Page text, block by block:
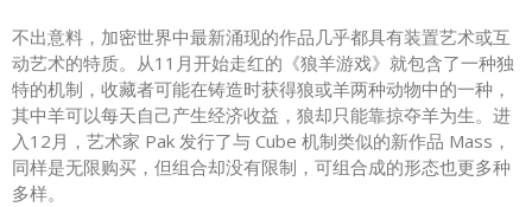
不出意料，加密世界中最新涌现的作品几乎都具有装置艺术或互
动艺术的特质。从11月开始走红的《狼羊游戏》就包含了一种独
特的机制，收藏者可能在铸造时获得狼或羊两种动物中的一种，
其中羊可以每天自己产生经济收益，狼却只能靠掠夺羊为生。进
入12月，艺术家 Pak 发行了与 Cube 机制类似的新作品 Mass，
同样是无限购买，但组合却没有限制，可组合成的形态也更多种
多样。